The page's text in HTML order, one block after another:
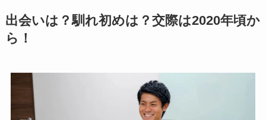
出会いは？馴れ初めは？交際は2020年頃か
ら！